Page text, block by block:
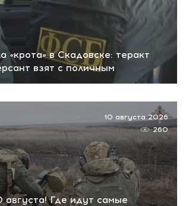
в Скадовске: теракт
взят с поличным
августа! Где идут самые
10 августа 2026
260